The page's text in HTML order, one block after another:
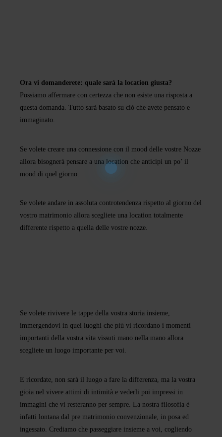
Ora vi domanderete: quale sarà la location giusta?
Possiamo affermare con certezza che non esiste una risposta a
questa domanda. Tutto sarà basato su ciò che avete pensato e
immaginato.
Se volete creare una connessione con il mood delle vostre Nozze
allora bisognerà pensare a una location che anticipi un po’ il
mood di quel giorno.
Se volete andare in assoluta controtendenza rispetto al giorno del
vostro matrimonio allora scegliete una location totalmente
differente rispetto a quella delle vostre nozze.
Se volete rivivere le tappe della vostra storia insieme,
immergendovi in quei luoghi che più vi ricordano i momenti
importanti della vostra vita vissuti mano nella mano allora
scegliete un luogo importante per voi.
E ricordate, non sarà il luogo a fare la differenza, ma la vostra
gioia nel vivere attimi di intimità e vederli poi impressi in
immagini che vi resteranno per sempre. La nostra filosofia è
infatti lontana dal pre matrimonio convenzionale, in posa ed
ingessato. Crediamo che passeggiare insieme a voi, cogliendo